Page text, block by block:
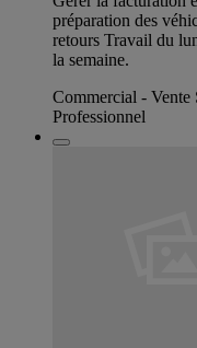
préparation des
retours Travail du
la semaine.
Commercial -
Professionnel